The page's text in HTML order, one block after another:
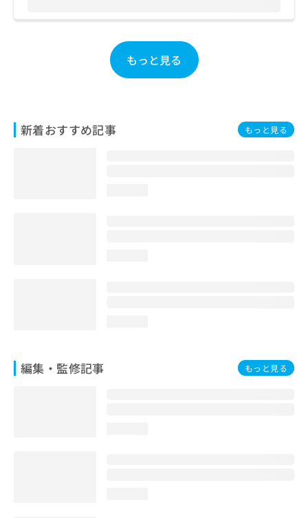
もっと見る
新着おすすめ記事 もっと見る
編集・監修記事 もっと見る
問
ら